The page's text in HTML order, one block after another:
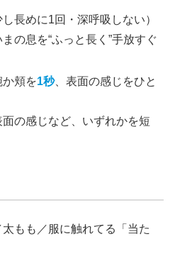
し長めに1回・深呼吸しない）
の息を“ふっと長く”手放すぐ
か頬を1秒、表面の感じをひと
の感じなど、いずれかを短
もも／服に触れてる「当た